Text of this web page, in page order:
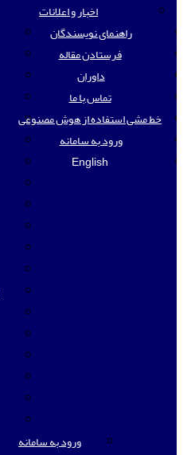
اخبار و اعلانات
راهنمای نویسندگان
فرستادن مقاله
داوران
تماس با ما
خط مشی استفاده از هوش مصنوعی
ورود به سامانه
ورود به سامانه
English